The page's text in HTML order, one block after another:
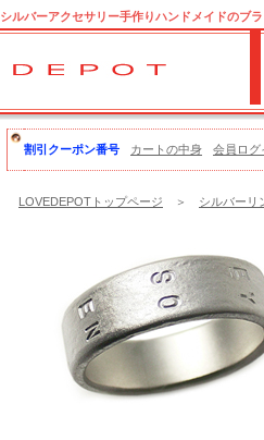
シルバーアクセサリー手作りハンドメイドのブ
割引クーポン番号 カートの中身 会員ログ
LOVEDEPOTトップページ ＞ シルバーリ